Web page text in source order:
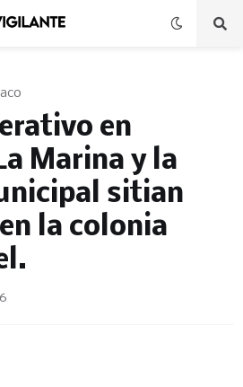
en
Marina y la
sitian
la colonia